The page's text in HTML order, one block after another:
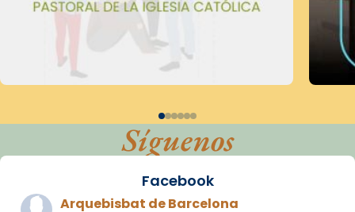
Síguenos
Facebook
Arquebisbat de Barcelona